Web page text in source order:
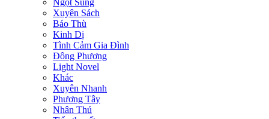
Ngọt Sủng
Xuyên Sách
Báo Thù
Kinh Dị
Tình Cảm Gia Đình
Đông Phương
Light Novel
Khác
Xuyên Nhanh
Phương Tây
Nhân Thú